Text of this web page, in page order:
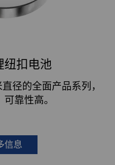
纽扣电池
径的全面产品系列，
靠性高。
信息